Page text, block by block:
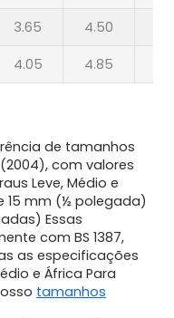
3.65 4.50
4.05 4.85
de tamanhos
com valores
Leve, Médio e
15 mm (½ polegada)
Essas
com BS 1387,
as especificações
e África Para
tamanhos